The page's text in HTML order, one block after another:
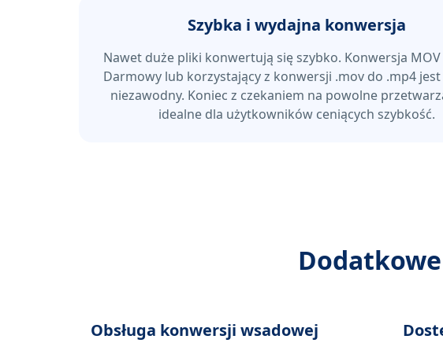
Szybka i wydajna konwersja
Nawet duże pliki konwertują się szybko. Konwersja
Darmowy lub korzystający z konwersji .mov do .mp4 jest
niezawodny. Koniec z czekaniem na powolne
idealne dla użytkowników ceniących szybkość.
Obsługa konwersji wsadowej